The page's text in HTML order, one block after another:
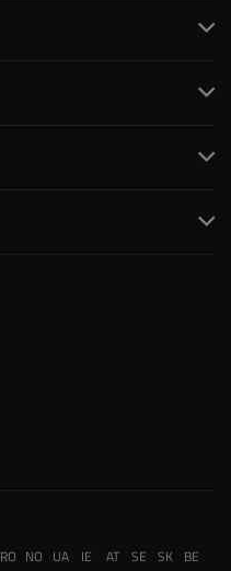
RO NO UA IE AT SE SK BE